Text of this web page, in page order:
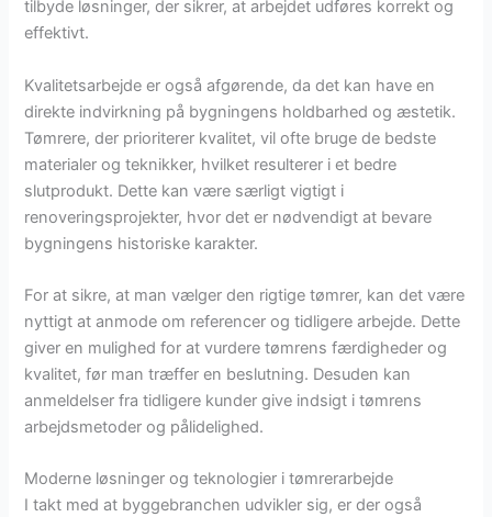
tilbyde løsninger, der sikrer, at arbejdet udføres korrekt og
effektivt.
Kvalitetsarbejde er også afgørende, da det kan have en
direkte indvirkning på bygningens holdbarhed og æstetik.
Tømrere, der prioriterer kvalitet, vil ofte bruge de bedste
materialer og teknikker, hvilket resulterer i et bedre
slutprodukt. Dette kan være særligt vigtigt i
renoveringsprojekter, hvor det er nødvendigt at bevare
bygningens historiske karakter.
For at sikre, at man vælger den rigtige tømrer, kan det være
nyttigt at anmode om referencer og tidligere arbejde. Dette
giver en mulighed for at vurdere tømrens færdigheder og
kvalitet, før man træffer en beslutning. Desuden kan
anmeldelser fra tidligere kunder give indsigt i tømrens
arbejdsmetoder og pålidelighed.
Moderne løsninger og teknologier i tømrerarbejde
I takt med at byggebranchen udvikler sig, er der også